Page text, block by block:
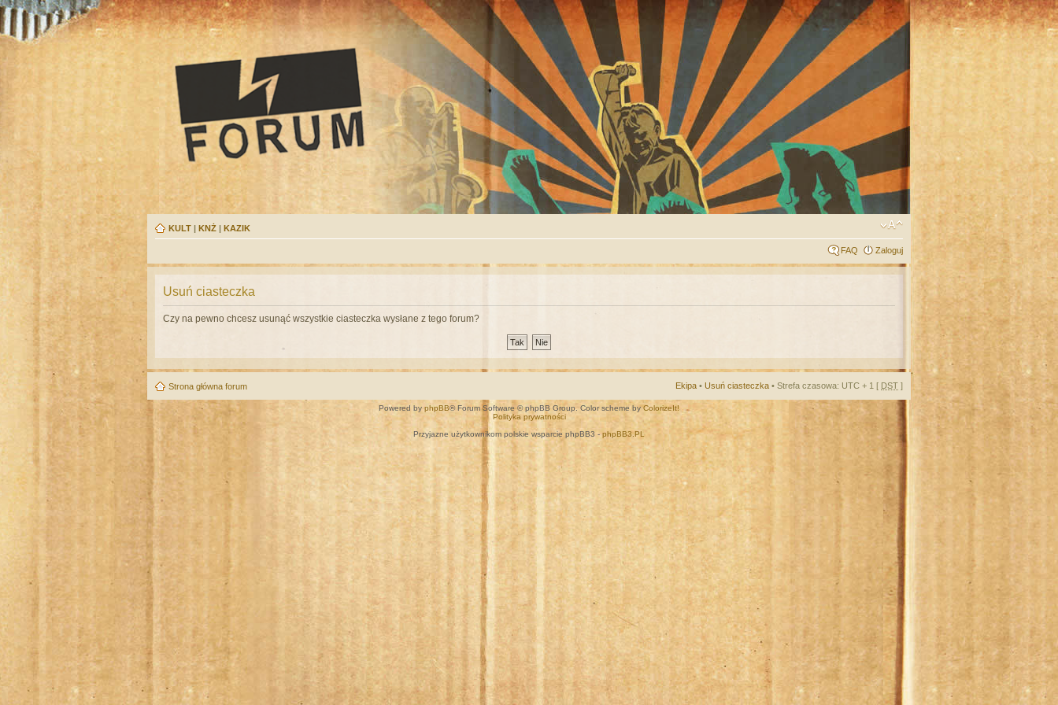
KULT | KNŻ | KAZIK
FAQ Zaloguj
Usuń ciasteczka
Czy na pewno chcesz usunąć wszystkie ciasteczka wysłane z tego forum?
Strona główna forum Ekipa • Usuń ciasteczka • Strefa czasowa: UTC + 1 [ DST ]
Powered by phpBB® Forum Software © phpBB Group. Color scheme byColorizeIt!
Polityka prywatności
Przyjazne użytkownikom polskie wsparcie phpBB3 -phpBB3.PL